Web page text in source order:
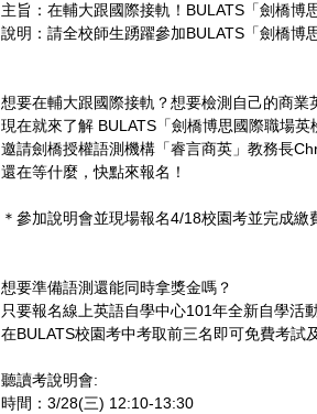
主旨：在輔大跟國際接軌！BULATS「劍橋博
說明：請全校師生踴躍參加BULATS「劍橋博
想要在輔大跟國際接軌？想要檢測自己的商業
現在就來了解 BULATS「劍橋博思國際職場英
邀請劍橋授權語測機構「睿言商英」教務長
還在等什麼，快點來報名！
＊參加說明會並現場報名4/18校園考並完成繳
想要準備語測還能同時拿獎金嗎？
只要報名線上英語自學中心101年全新自學活
在BULATS校園考中考取前三名即可免費考試
聽讀考說明會:
時間：3/28(三) 12:10-13:30